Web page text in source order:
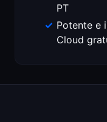
PT
Potente e
Cloud